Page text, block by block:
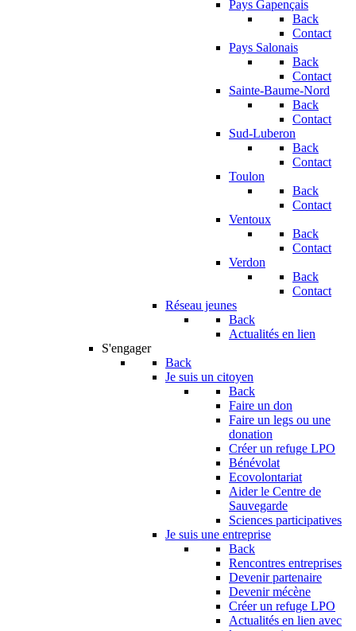
Pays Gapençais
Back
Contact
Pays Salonais
Back
Contact
Sainte-Baume-Nord
Back
Contact
Sud-Luberon
Back
Contact
Toulon
Back
Contact
Ventoux
Back
Contact
Verdon
Back
Contact
Réseau jeunes
Back
Actualités en lien
S'engager
Back
Je suis un citoyen
Back
Faire un don
Faire un legs ou une
donation
Créer un refuge LPO
Bénévolat
Ecovolontariat
Aider le Centre de
Sauvegarde
Sciences participatives
Je suis une entreprise
Back
Rencontres entreprises
Devenir partenaire
Devenir mécène
Créer un refuge LPO
Actualités en lien avec